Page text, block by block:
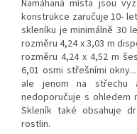
Namáhaná místa jsou
konstrukce zaručuje 10-
skleníku je minimálně 30
rozměru4,24 x 3,03 m
rozměru 4,24 x 4,52m
6,01 osmi střešními
ale jenom na
nedoporučuje s ohledem
Skleník také obsahuje d
rostlin.